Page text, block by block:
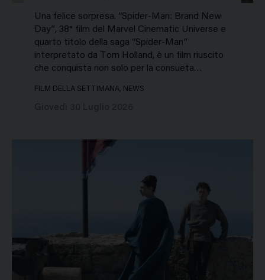
Una felice sorpresa. “Spider-Man: Brand New
Day”, 38° film del Marvel Cinematic Universe e
quarto titolo della saga “Spider-Man”
interpretato da Tom Holland, è un film riuscito
che conquista non solo per la consueta…
FILM DELLA SETTIMANA, NEWS